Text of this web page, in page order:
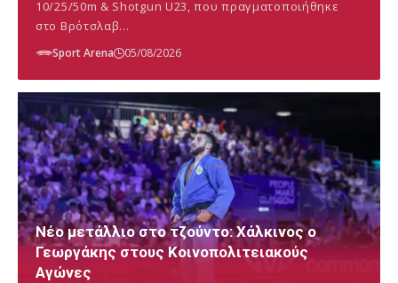
10/25/50m & Shotgun U23, που πραγματοποιήθηκε
στο Βρότσλαβ…
Sport Arena 05/08/2026
Νέο μετάλλιο στο τζούντο: Χάλκινος ο
Γεωργάκης στους Κοινοπολιτειακούς
Αγώνες